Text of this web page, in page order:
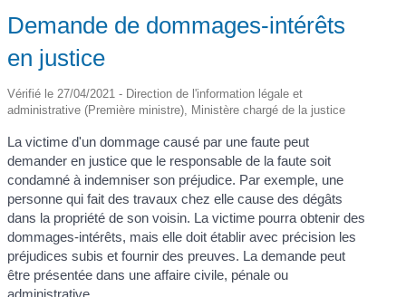
Demande de dommages-intérêts
en justice
Vérifié le 27/04/2021 - Direction de l'information légale et
administrative (Première ministre), Ministère chargé de la justice
La victime d'un dommage causé par une faute peut
demander en justice que le responsable de la faute soit
condamné à indemniser son préjudice. Par exemple, une
personne qui fait des travaux chez elle cause des dégâts
dans la propriété de son voisin. La victime pourra obtenir des
dommages-intérêts, mais elle doit établir avec précision les
préjudices subis et fournir des preuves. La demande peut
être présentée dans une affaire civile, pénale ou
administrative.